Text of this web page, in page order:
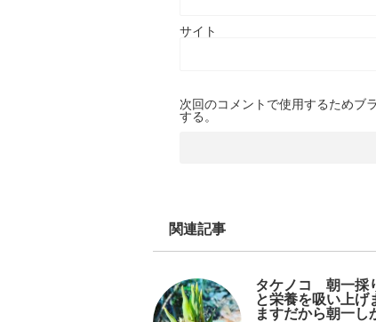
サイト
次回のコメントで使用するためブ
する。
関連記事
タケノコ 朝一採
と栄養を吸い上げ
ますだから朝一し